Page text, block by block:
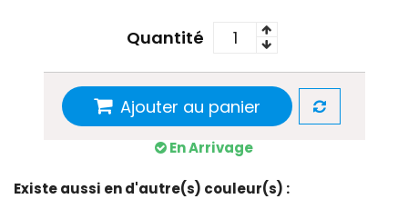
Quantité
Ajouter au panier
En Arrivage
Existe aussi en d'autre(s) couleur(s) :